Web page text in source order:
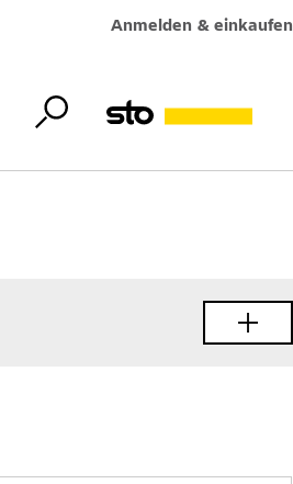
Anmelden & einkaufen